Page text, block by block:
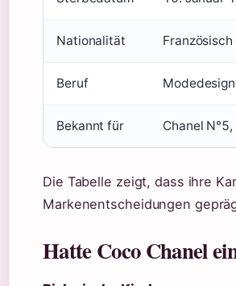
Nationalität Französisch
Beruf
Bekannt für Chanel
Die Tabelle zeigt, dass ihre
Markenentscheidungen
Hatte Coco Chanel